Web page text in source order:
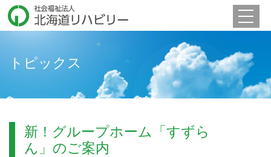
Toggle
トピックス
新！グループホーム「すずら
ん」のご案内